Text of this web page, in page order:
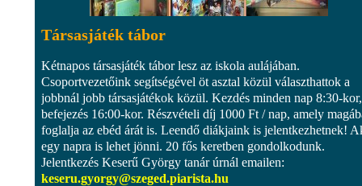
Társasjáték tábor
Kétnapos társasjáték tábor lesz az iskola aulájában.
Csoportvezetőink segítségével öt asztal közül választhattok a
jobbnál jobb társasjátékok közül. Kezdés minden nap 8:30-kor,
befejezés 16:00-kor. Részvételi díj 1000 Ft / nap, amely
foglalja az ebéd árát is. Leendő diákjaink is jelentkezhetnek!
egy napra is lehet jönni. 20 fős keretben gondolkodunk.
Jelentkezés Keserű György tanár úrnál emailen:
keseru.gyorgy@szeged.piarista.hu